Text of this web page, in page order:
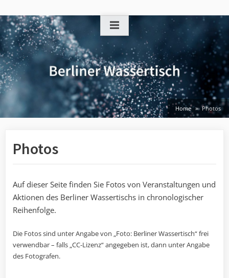
to
content
Home Photos
Photos
Auf dieser Seite finden Sie Fotos von Veranstaltungen und
Aktionen des Berliner Wassertischs in chronologischer
Reihenfolge.
Die Fotos sind unter Angabe von „Foto: Berliner Wassertisch“ frei
verwendbar – falls „CC-Lizenz“ angegeben ist, dann unter Angabe
des Fotografen.